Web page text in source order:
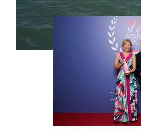
20 22
MOTORIZACIÓN
MOTORIZACIÓN
2 x
MOTORIZACIÓN